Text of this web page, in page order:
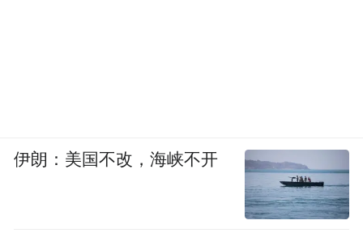
伊朗：美国不改，海峡不开